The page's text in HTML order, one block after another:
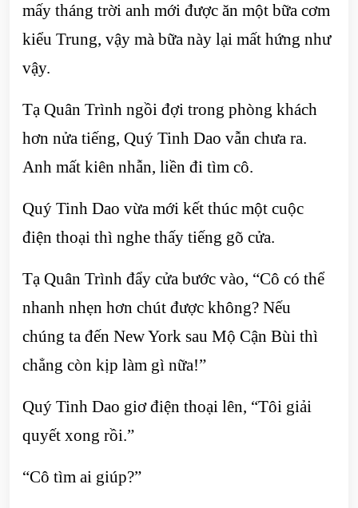
mấy tháng trời anh mới được ăn một bữa cơm
kiểu Trung, vậy mà bữa này lại mất hứng như
vậy.
Tạ Quân Trình ngồi đợi trong phòng khách
hơn nửa tiếng, Quý Tinh Dao vẫn chưa ra.
Anh mất kiên nhẫn, liền đi tìm cô.
Quý Tinh Dao vừa mới kết thúc một cuộc
điện thoại thì nghe thấy tiếng gõ cửa.
Tạ Quân Trình đẩy cửa bước vào, “Cô có thể
nhanh nhẹn hơn chút được không? Nếu
chúng ta đến New York sau Mộ Cận Bùi thì
chẳng còn kịp làm gì nữa!”
Quý Tinh Dao giơ điện thoại lên, “Tôi giải
quyết xong rồi.”
“Cô tìm ai giúp?”